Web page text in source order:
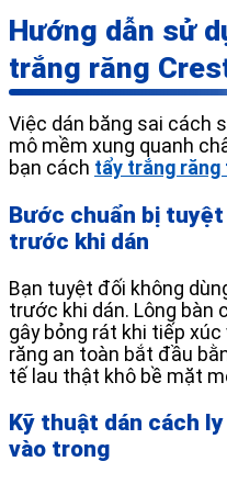
Hướng dẫn sử
trắng răng
Việc dán băng sai cách
mô mềm xung quanh
bạn cách tẩy trắng răng
Bước chuẩn bị
trước khi dán
Bạn tuyệt đối không
trước khi dán. Lông bàn
gây bỏng rát khi tiếp
răng an toàn bắt đầu
tế lau thật khô bề mặt
Kỹ thuật dán cách
vào trong